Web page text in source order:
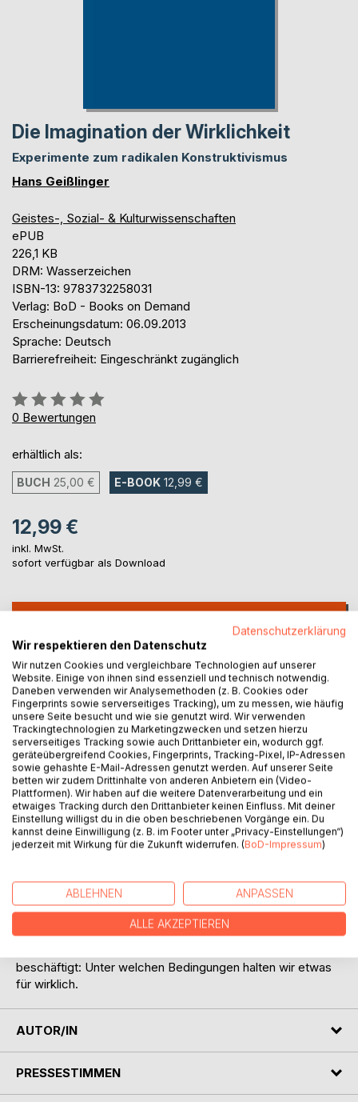
Die Imagination der Wirklichkeit
Experimente zum radikalen Konstruktivismus
Hans Geißlinger
Geistes-, Sozial- & Kulturwissenschaften
ePUB
226,1 KB
DRM: Wasserzeichen
ISBN-13: 9783732258031
Verlag: BoD - Books on Demand
Erscheinungsdatum: 06.09.2013
Sprache: Deutsch
Barrierefreiheit: Eingeschränkt zugänglich
Bewertung::
0%
0 Bewertungen
erhältlich als:
BUCH 25,00 € E-BOOK 12,99 €
12,99 €
inkl. MwSt.
sofort verfügbar als Download
Auf die Merkliste
Titel bewerten
BESCHREIBUNG
Ein Buch über Saurierjagden, Lachkrankheiten,
ersten Blick nach Science Fiction klingt, ist eine
soziologische Untersuchung auf der Basis inszenierter
Geschichten. Geschichten, die nicht nur erfunden, sondern
auch wirklich erlebt, d.h. realisiert wurden; ein Buch also,
beschäftigt: Unter welchen Bedingungen halten wir etwas
für wirklich.
AUTOR/IN
PRESSESTIMMEN
Datenschutzerklärung
Wir respektieren den Datenschutz
Wir nutzen Cookies und vergleichbare Technologien auf unserer
Website. Einige von ihnen sind essenziell und technisch notwendig.
Daneben verwenden wir Analysemethoden (z. B. Cookies oder
Fingerprints sowie serverseitiges Tracking), um zu messen, wie häufig
unsere Seite besucht und wie sie genutzt wird. Wir verwenden
Trackingtechnologien zu Marketingzwecken und setzen hierzu
serverseitiges Tracking sowie auch Drittanbieter ein, wodurch ggf.
geräteübergreifend Cookies, Fingerprints, Tracking-Pixel, IP-Adressen
sowie gehashte E-Mail-Adressen genutzt werden. Auf unserer Seite
betten wir zudem Drittinhalte von anderen Anbietern ein (Video-
Plattformen). Wir haben auf die weitere Datenverarbeitung und ein
etwaiges Tracking durch den Drittanbieter keinen Einfluss. Mit deiner
Einstellung willigst du in die oben beschriebenen Vorgänge ein. Du
kannst deine Einwilligung (z. B. im Footer unter „Privacy-Einstellungen“)
jederzeit mit Wirkung für die Zukunft widerrufen. (BoD-Impressum)
ABLEHNEN ANPASSEN
ALLE AKZEPTIEREN